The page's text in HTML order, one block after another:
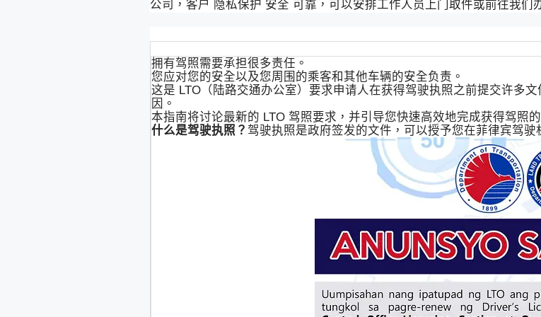
公司，客户 隐私保护 安全 可靠，可以安排工作人员上门取件或前往我们
拥有驾照需要承担很多责任。
您应对您的安全以及您周围的乘客和其他车辆的安全负责。
这是 LTO（陆路交通办公室）要求申请人在获得驾驶执照之前提交许多
因。
本指南将讨论最新的 LTO 驾照要求，并引导您快速高效地完成获得驾照的
什么是驾驶执照？ 驾驶执照是政府签发的文件，可以授予您在菲律宾驾驶